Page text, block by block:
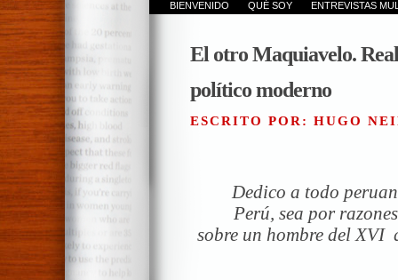
BIENVENIDO QUÉ SOY ENTREVISTAS
El otro Maquiavelo.
político moderno
ESCRITO POR: HUGO
Dedico a todo
Perú, sea por
sobre un hombre del XVI